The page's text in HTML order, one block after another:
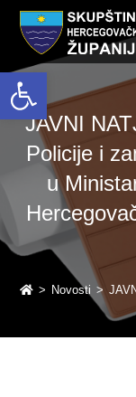
Open
JAVNI
Policije i
u
> Novosti >